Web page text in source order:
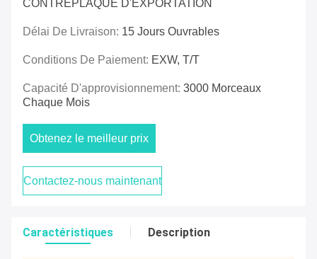
CONTREPLAQUÉ D'EXPORTATION
Délai De Livraison: 15 Jours Ouvrables
Conditions De Paiement: EXW, T/T
Capacité D'approvisionnement: 3000 Morceaux
Chaque Mois
Obtenez le meilleur prix
Contactez-nous maintenant
Caractéristiques Description